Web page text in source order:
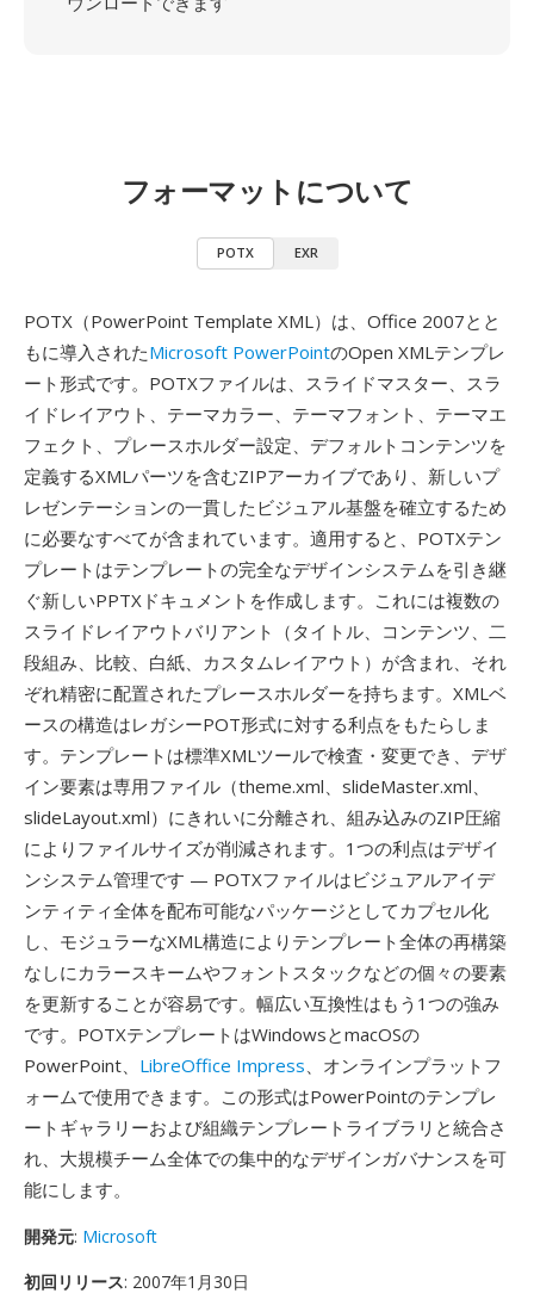
フォーマットについて
POTX EXR
POTX（PowerPoint Template XML）は、Office 2007とと
もに導入されたMicrosoft PowerPointのOpen XMLテンプレ
ート形式です。POTXファイルは、スライドマスター、スラ
イドレイアウト、テーマカラー、テーマフォント、テーマエ
フェクト、プレースホルダー設定、デフォルトコンテンツを
定義するXMLパーツを含むZIPアーカイブであり、新しいプ
レゼンテーションの一貫したビジュアル基盤を確立するため
に必要なすべてが含まれています。適用すると、POTXテン
プレートはテンプレートの完全なデザインシステムを引き継
ぐ新しいPPTXドキュメントを作成します。これには複数の
スライドレイアウトバリアント（タイトル、コンテンツ、二
段組み、比較、白紙、カスタムレイアウト）が含まれ、それ
ぞれ精密に配置されたプレースホルダーを持ちます。XMLベ
ースの構造はレガシーPOT形式に対する利点をもたらしま
す。テンプレートは標準XMLツールで検査・変更でき、デザ
イン要素は専用ファイル（theme.xml、slideMaster.xml、
slideLayout.xml）にきれいに分離され、組み込みのZIP圧縮
によりファイルサイズが削減されます。1つの利点はデザイ
ンシステム管理です — POTXファイルはビジュアルアイデ
ンティティ全体を配布可能なパッケージとしてカプセル化
し、モジュラーなXML構造によりテンプレート全体の再構築
なしにカラースキームやフォントスタックなどの個々の要素
を更新することが容易です。幅広い互換性はもう1つの強み
です。POTXテンプレートはWindowsとmacOSの
PowerPoint、 LibreOffice Impress、オンラインプラットフ
ォームで使用できます。この形式はPowerPointのテンプレ
ートギャラリーおよび組織テンプレートライブラリと統合さ
れ、大規模チーム全体での集中的なデザインガバナンスを可
能にします。
開発元: Microsoft
初回リリース: 2007年1月30日